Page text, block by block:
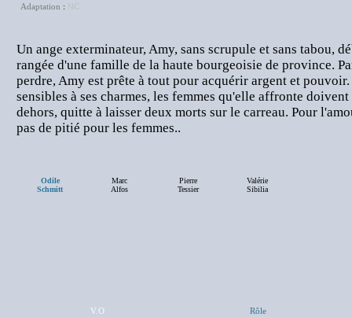
Adaptation : NC
Un ange exterminateur, Amy, sans scrupule et sans tabou,
rangée d'une famille de la haute bourgeoisie de province.
perdre, Amy est prête à tout pour acquérir argent et
sensibles à ses charmes, les femmes qu'elle affronte
dehors, quitte à laisser deux morts sur le carreau. Pour
pas de pitié pour les femmes..
Odile
Schmitt
Marc
Alfos
Pierre
Tessier
Valérie
Sibilia
V.O Rôle